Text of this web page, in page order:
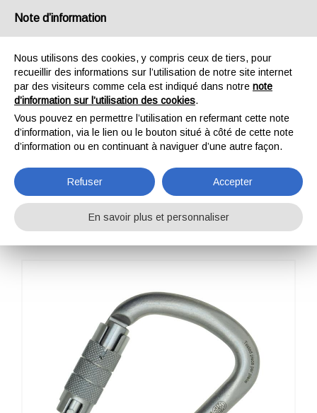
MOUSQUETONS / CONNECTEURS
X-LARGE CARBON TWIST LOCK
X-LARGE CARBON
TWIST LOCK
Note d’information
Nous utilisons des cookies, y compris ceux de tiers, pour
recueillir des informations sur l’utilisation de notre site internet
par des visiteurs comme cela est indiqué dans notre note
d’information sur l’utilisation des cookies.
Vous pouvez en permettre l’utilisation en refermant cette note
d’information, via le lien ou le bouton situé à côté de cette note
d’information ou en continuant à naviguer d’une autre façon.
Refuser Accepter
En savoir plus et personnaliser